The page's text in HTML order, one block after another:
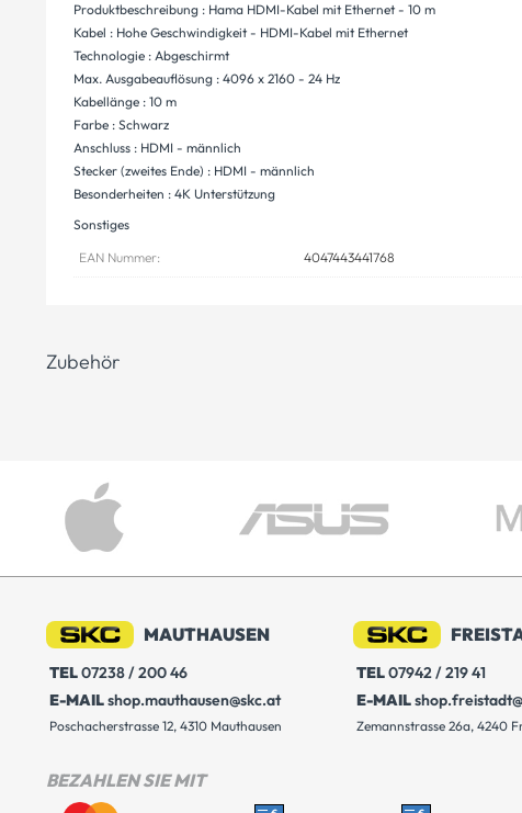
Produktbeschreibung : Hama HDMI-Kabel mit Ethernet - 10 m
Kabel : Hohe Geschwindigkeit - HDMI-Kabel mit Ethernet
Technologie : Abgeschirmt
Max. Ausgabeauflösung : 4096 x 2160 - 24 Hz
Kabellänge : 10 m
Farbe : Schwarz
Anschluss : HDMI - männlich
Stecker (zweites Ende) : HDMI - männlich
Besonderheiten : 4K Unterstützung
Sonstiges
EAN Nummer:
4047443441768
Zubehör
MAUTHAUSEN
TEL07238 / 200 46
E-MAILshop.mauthausen@skc.at
Poschacherstrasse 12, 4310 Mauthausen
TEL07942 / 219 41
E-MAIL
Zemannstrasse 26a, 4240
BEZAHLEN SIE MIT